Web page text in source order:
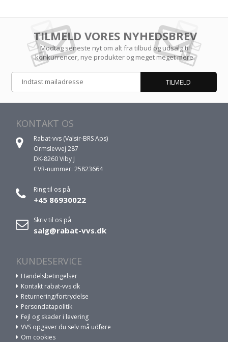
TILMELD VORES NYHEDSBREV
Modtag seneste nyt om alt fra tilbud og udsalg til
konkurrencer, nye produkter og meget meget mere.
KONTAKT OS
Rabat-vvs (Valsir-BRS Aps)
Ormslevvej 287
DK-8260 Viby J
CVR-nummer: 25823664
Ring til os på
+45 86930022
Skriv til os på
salg@rabat-vvs.dk
KUNDESERVICE
Handelsbetingelser
Kontakt rabat-vvs.dk
Returnering/fortrydelse
Persondatapolitik
Fejl og skader i levering
VVS opgaver du selv må udføre
Om cookies